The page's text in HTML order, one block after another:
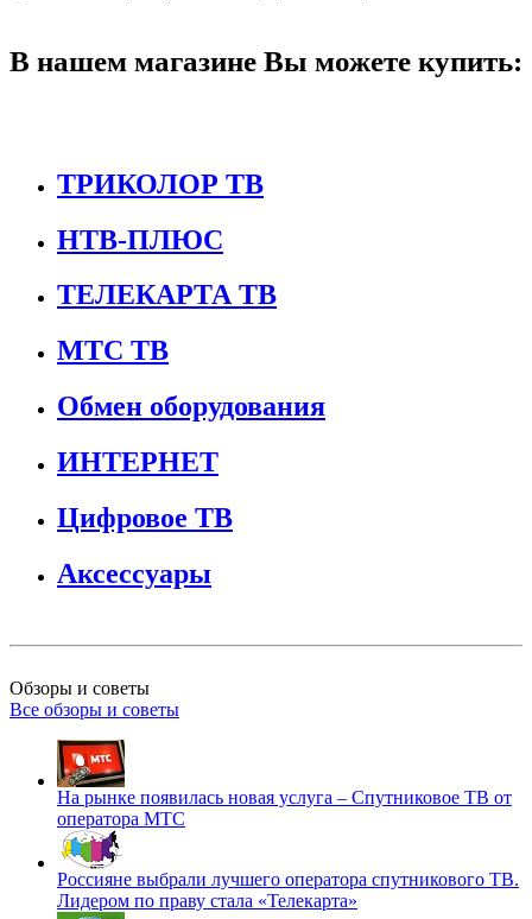
В нашем магазине Вы можете купить:
ТРИКОЛОР ТВ
НТВ-ПЛЮС
ТЕЛЕКАРТА ТВ
МТС ТВ
Обмен оборудования
ИНТЕРНЕТ
Цифровое ТВ
Аксессуары
Обзоры и советы
Все обзоры и советы
На рынке появилась новая услуга – Спутниковое ТВ от
оператора МТС
Россияне выбрали лучшего оператора спутникового ТВ.
Лидером по праву стала «Телекарта»